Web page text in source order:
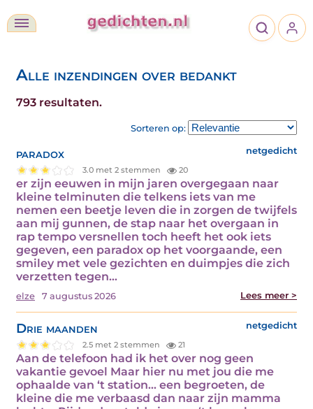
Alle inzendingen over bedankt
793 resultaten.
Sorteren op:
paradox netgedicht
3.0 met 2 stemmen 20
er zijn eeuwen in mijn jaren overgegaan naar
kleine telminuten die telkens iets van me
nemen een beetje leven die in zorgen de twijfels
aan mij gunnen, de stap naar het overgaan in
rap tempo versnellen toch heeft het ook iets
gegeven, een paradox op het voorgaande, een
smiley met vele gezichten en duimpjes die zich
verzetten tegen…
elze 7 augustus 2026 Lees meer >
Drie maanden netgedicht
2.5 met 2 stemmen 21
Aan de telefoon had ik het over nog geen
vakantie gevoel Maar hier nu met jou die me
ophaalde van ‘t station… een begroeten, de
kleine die me verbaasd dan naar zijn mamma